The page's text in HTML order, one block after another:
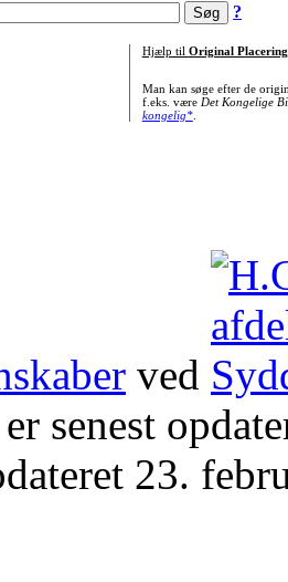
?
Hjælp til Original Placering
Man kan søge efter de
f.eks. være Det Kongelige
kongelig*.
ved
senest
23.